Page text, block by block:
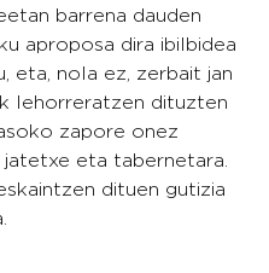
barrena dauden
aproposa dira ibilbidea
eta, nola ez, zerbait jan
lehorreratzen dituzten
zapore onez
eta tabernetara.
dituen gutizia